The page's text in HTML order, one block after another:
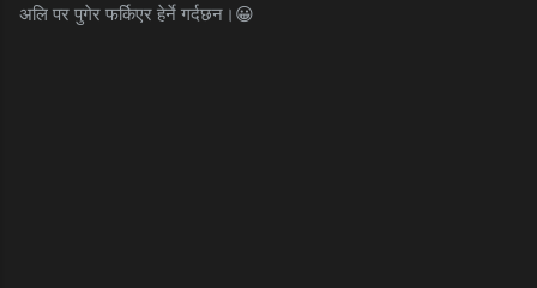
अलि पर पुगेर फर्किएर हेर्ने गर्दछन।😀